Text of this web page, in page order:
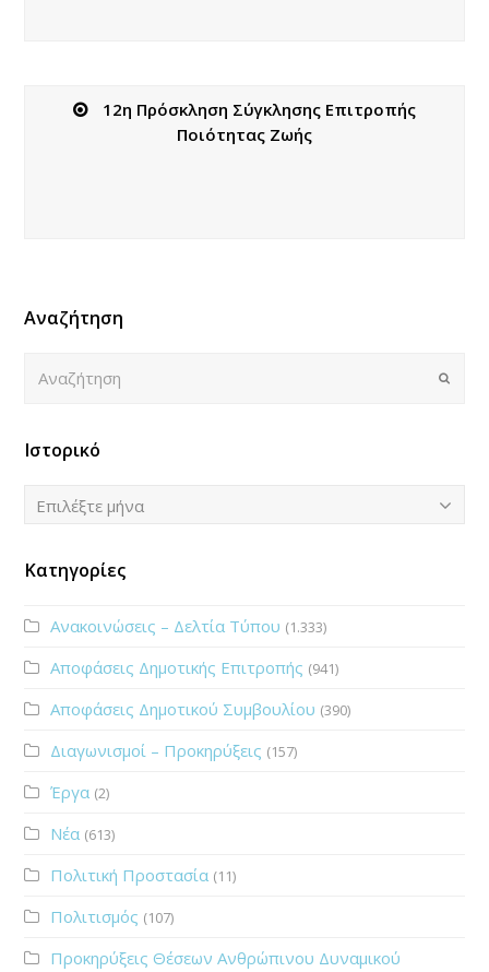
12η Πρόσκληση Σύγκλησης Επιτροπής
Ποιότητας Ζωής
Αναζήτηση
Submit
Ιστορικό
Ιστορικό
Επιλέξτε μήνα
Κατηγορίες
Ανακοινώσεις – Δελτία Τύπου (1.333)
Αποφάσεις Δημοτικής Επιτροπής (941)
Αποφάσεις Δημοτικού Συμβουλίου (390)
Διαγωνισμοί – Προκηρύξεις (157)
Έργα (2)
Νέα (613)
Πολιτική Προστασία (11)
Πολιτισμός (107)
Προκηρύξεις Θέσεων Ανθρώπινου Δυναμικού